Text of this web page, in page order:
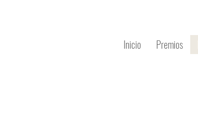
Inicio Premios